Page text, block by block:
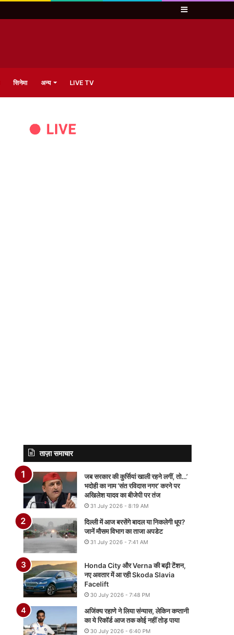
Sidebar
सिनेमा अन्य LIVE TV
ताज़ा समाचार
जब सरकार की कुर्सियां खाली रहने लगीं, तो…’
भदोही का नाम ‘संत रविदास नगर’ करने पर
अखिलेश यादव का बीजेपी पर तंज
31 July 2026 - 8:19 AM
दिल्ली में आज बरसेंगे बादल या निकलेगी धूप?
जानें मौसम विभाग का ताजा अपडेट
31 July 2026 - 7:41 AM
Honda City और Verna की बढ़ी टेंशन,
नए अवतार में आ रही Skoda Slavia
Facelift
30 July 2026 - 7:48 PM
अजिंक्य रहाणे ने लिया संन्यास, लेकिन कप्तानी
का ये रिकॉर्ड आज तक कोई नहीं तोड़ पाया
30 July 2026 - 6:40 PM